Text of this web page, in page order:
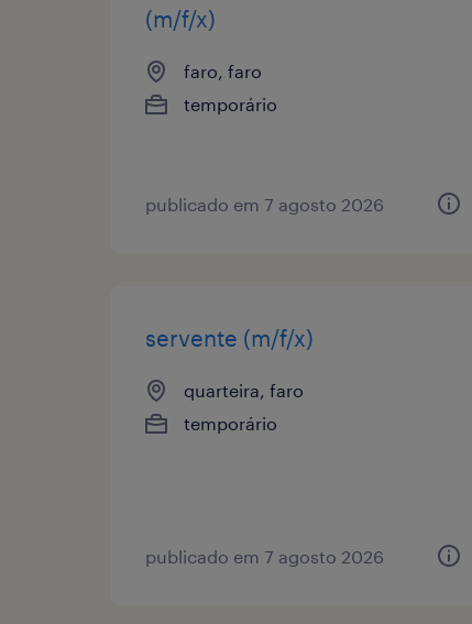
(m/f/x)
faro, faro
temporário
publicado em 7 agosto 2026
servente (m/f/x)
quarteira, faro
temporário
publicado em 7 agosto 2026